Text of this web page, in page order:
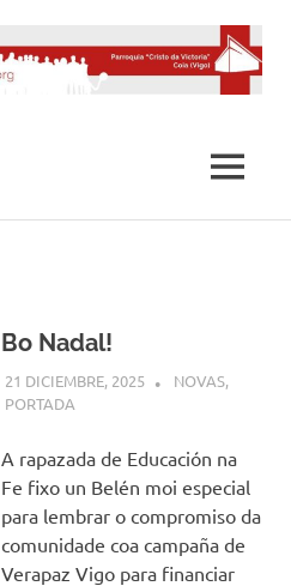
MENÚ
Bo Nadal!
21 DICIEMBRE, 2025 COMUNIDADE
NOVAS,
PORTADA
A rapazada de Educación na
Fe fixo un Belén moi especial
para lembrar o compromiso da
comunidade coa campaña de
Verapaz Vigo para financiar